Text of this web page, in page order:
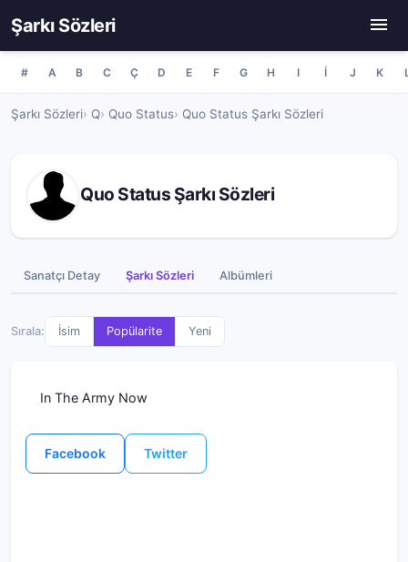
Şarkı Sözleri
# A B C Ç D E F G H I İ J K
Şarkı Sözleri Q Quo Status Quo Status Şarkı Sözleri
Quo Status Şarkı Sözleri
Sanatçı Detay Şarkı Sözleri Albümleri
Sırala: İsim Popülarite Yeni
In The Army Now
Facebook Twitter